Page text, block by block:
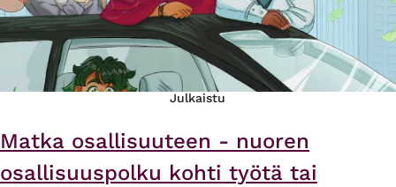
Julkaistu
Matka osallisuuteen - nuoren
osallisuuspolku kohti työtä tai